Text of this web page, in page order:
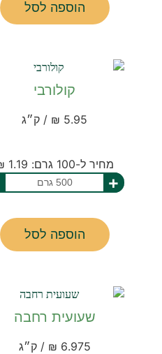
הוספה לסל
קולורבי
5.95 ₪ / ק״ג
מחיר ל-100 גרם: 1.19 ₪
+
הוספה לסל
שעועית רחבה
6.975 ₪ / ק״ג